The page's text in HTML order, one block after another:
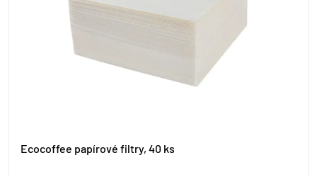
Ecocoffee papírové filtry, 40 ks